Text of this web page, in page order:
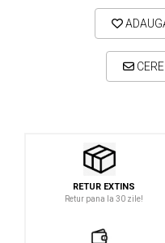
Accesorii echipamente de
Convertoare AD/DA
Interfete MIDI si Cabluri Midi-
RETUR EXTINS
Retur pana la 30 zile!